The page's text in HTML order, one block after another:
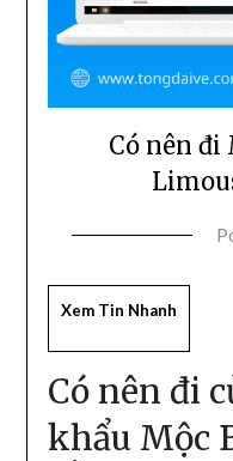
Có nên đi
Xem Tin Nhanh
Có nên đi
khẩu Mộc